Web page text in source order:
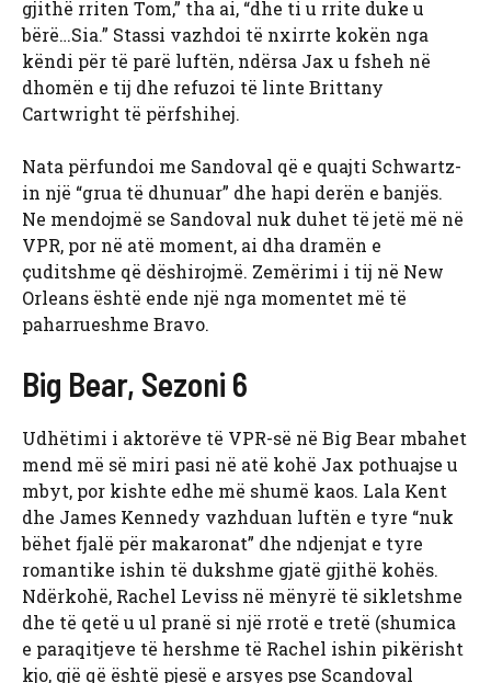
gjithë rriten Tom,” tha ai, “dhe ti u rrite duke u
bërë…Sia.” Stassi vazhdoi të nxirrte kokën nga
këndi për të parë luftën, ndërsa Jax u fsheh në
dhomën e tij dhe refuzoi të linte Brittany
Cartwright të përfshihej.
Nata përfundoi me Sandoval që e quajti Schwartz-
in një “grua të dhunuar” dhe hapi derën e banjës.
Ne mendojmë se Sandoval nuk duhet të jetë më në
VPR, por në atë moment, ai dha dramën e
çuditshme që dëshirojmë. Zemërimi i tij në New
Orleans është ende një nga momentet më të
paharrueshme Bravo.
Big Bear, Sezoni 6
Udhëtimi i aktorëve të VPR-së në Big Bear mbahet
mend më së miri pasi në atë kohë Jax pothuajse u
mbyt, por kishte edhe më shumë kaos. Lala Kent
dhe James Kennedy vazhduan luftën e tyre “nuk
bëhet fjalë për makaronat” dhe ndjenjat e tyre
romantike ishin të dukshme gjatë gjithë kohës.
Ndërkohë, Rachel Leviss në mënyrë të sikletshme
dhe të qetë u ul pranë si një rrotë e tretë (shumica
e paraqitjeve të hershme të Rachel ishin pikërisht
kjo, gjë që është pjesë e arsyes pse Scandoval